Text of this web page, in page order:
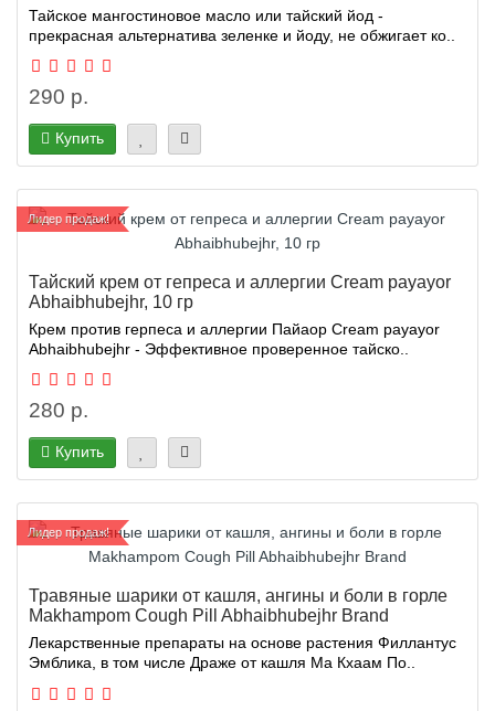
Тайское мангостиновое масло или тайский йод -
прекрасная альтернатива зеленке и йоду, не обжигает ко..
290 р.
Купить
Лидер продаж!
Тайский крем от гепреса и аллергии Cream payayor
Abhaibhubejhr, 10 гр
Крем против герпеса и аллергии Пайаор Cream payayor
Abhaibhubejhr - Эффективное проверенное тайско..
280 р.
Купить
Лидер продаж!
Травяные шарики от кашля, ангины и боли в горле
Makhampom Cough Pill Abhaibhubejhr Brand
Лекарственные препараты на основе растения Филлантус
Эмблика, в том числе Драже от кашля Ма Кхаам По..